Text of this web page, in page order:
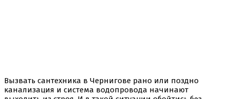
Вызвать сантехника в Чернигове рано или поздно
канализация и система водопровода начинают